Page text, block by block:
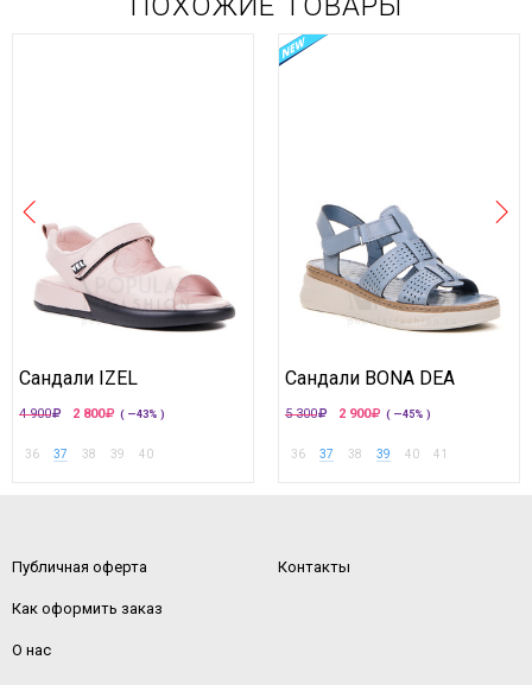
Сандали IZEL
4 900 2 800 ( —43% )
36 37 38 39 40
Сандали BONA DEA
5 300 2 900 ( —45% )
36 37 38 39 40 41
Публичная оферта
Как оформить заказ
О нас
Контакты